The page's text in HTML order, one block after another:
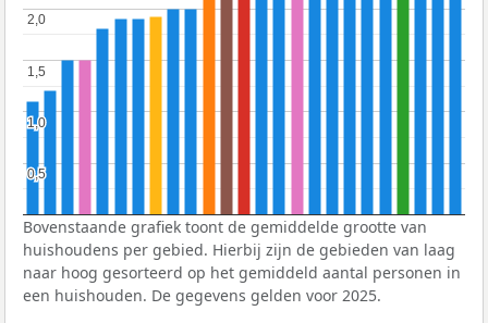
0,5
0,5
1,0
1,0
1,5
1,5
2,0
2,0
Bovenstaande grafiek toont de gemiddelde grootte van
huishoudens per gebied. Hierbij zijn de gebieden van laag
naar hoog gesorteerd op het gemiddeld aantal personen in
een huishouden. De gegevens gelden voor 2025.